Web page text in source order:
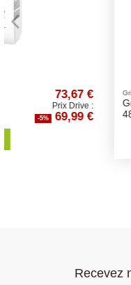
Griffoirs
Griffoir Vague mimi
48x16x22cm Rouge
Recevez